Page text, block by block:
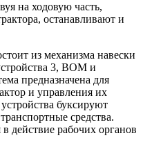
на ходовую часть,
останавливают и
из механизма навески
3, ВОМ и
предназначена для
и управления их
буксируют
средства.
действие рабочих органов